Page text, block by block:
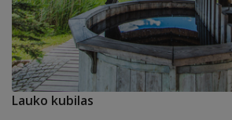
Lauko kubilas